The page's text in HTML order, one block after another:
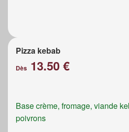
Pizza kebab
Dès 13.50 €
Base crème, fromage, viande
poivrons